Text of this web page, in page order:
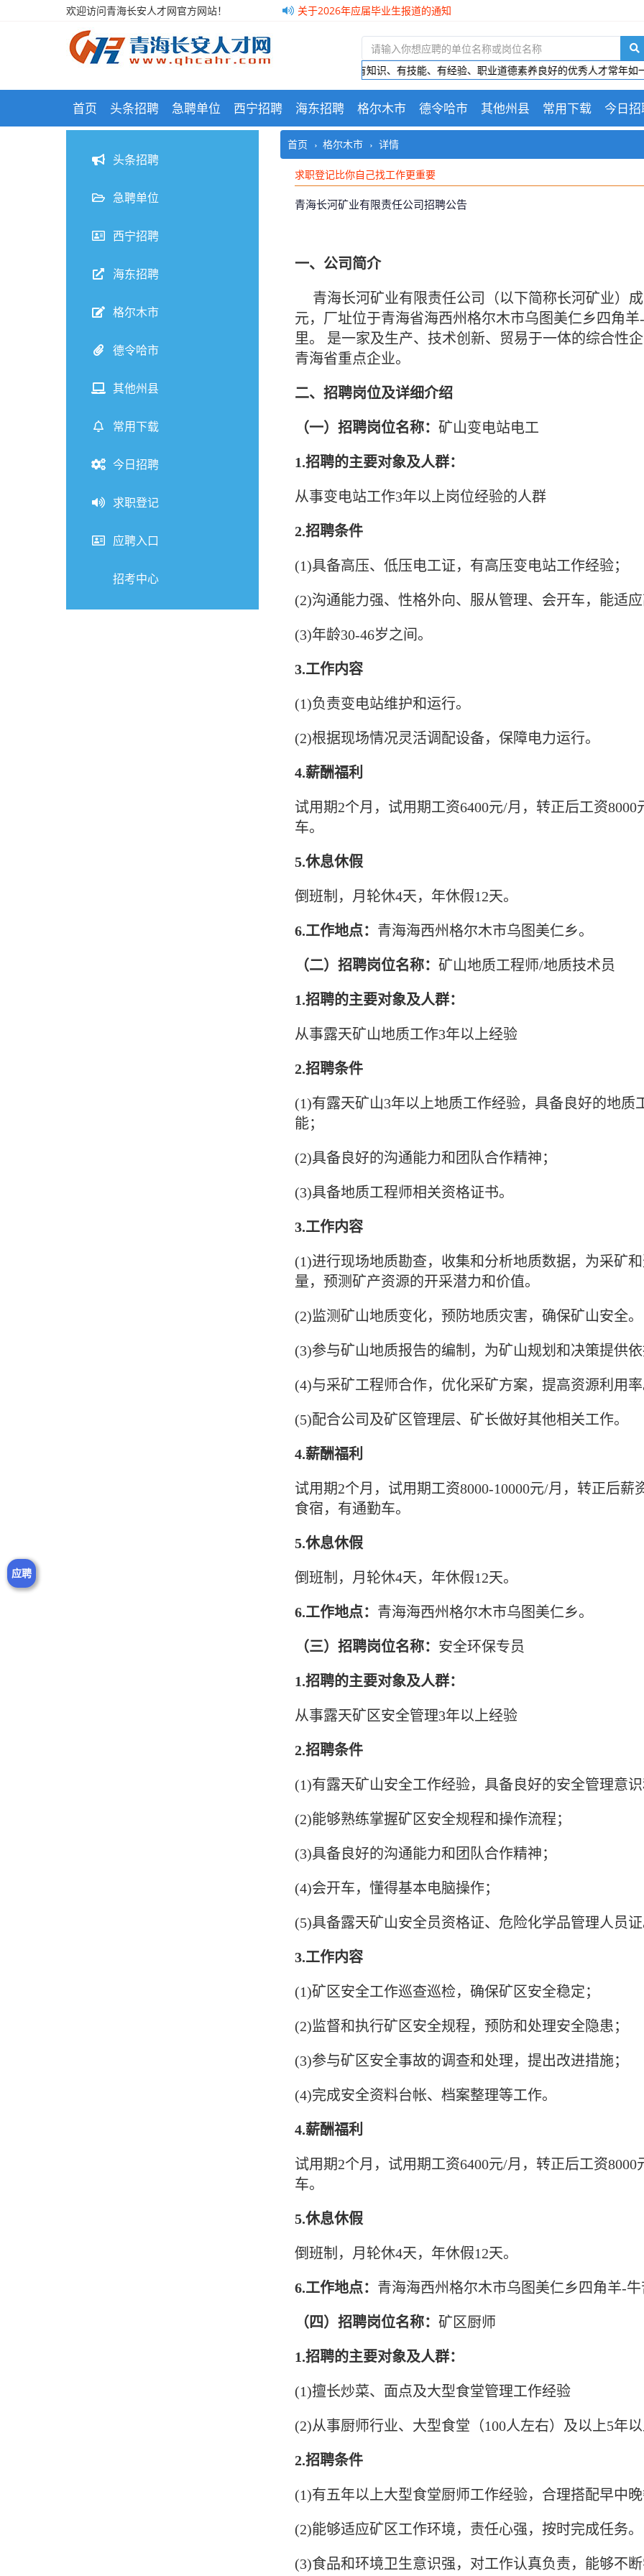
应聘
欢迎访问青海长安人才网官方网站！
关于人才推荐的通知
格尔木国企招聘总经理
青海物产爆破技术服务有限公司招聘公告
青海长安人才网（www.qhcahr.com）始于2009年3月22日。为有知识、有技能、有经验、职业道德素养良好的优秀人才常年如一日的搭建“
首页 头条招聘 急聘单位 西宁招聘 海东招聘 格尔木市 德令哈市 其他州县 常用下载 今日
头条招聘
急聘单位
西宁招聘
海东招聘
格尔木市
德令哈市
其他州县
常用下载
今日招聘
求职登记
应聘入口
招考中心
首页 格尔木市 详情
求职登记比你自己找工作更重要
求职登记比你自己找工作更重要
求职登记比你自己找工作更重要
青海长河矿业有限责任公司招聘公告
一、 公司简介
青海长河矿业有限责任公司（以下简称长河矿业）成
元，厂址位于青海省海西州格尔木市乌图美仁乡四角
里。 是一家及生产、技术创新、贸易于一体的综合性
青海省重点企业。
二、招聘岗位及详细介绍
（一）招聘岗位名称： 矿山变电站电工
1.招聘的主要对象及人群：
从事变电站工作3年以上岗位经验的人群
2.招聘条件
(1)具备高压、低压电工证，有高压变电站工作经验；
(2)沟通能力强、性格外向、服从管理、会开车，能适应
(3)年龄30-46岁之间。
3.工作内容
(1)负责变电站维护和运行。
(2)根据现场情况灵活调配设备，保障电力运行。
4.薪酬福利
试用期2个月，试用期工资6400元/月，转正后工资
车。
5.休息休假
倒班制，月轮休4天，年休假12天。
6.工作地点： 青海海西州格尔木市乌图美仁乡。
（二）招聘岗位名称： 矿山地质工程师/地质技术员
1.招聘的主要对象及人群：
从事露天矿山地质工作3年以上经验
2.招聘条件
(1)有露天矿山3年以上地质工作经验，具备良好的地
能；
(2)具备良好的沟通能力和团队合作精神；
(3)具备地质工程师相关资格证书。
3.工作内容
(1)进行现场地质勘查，收集和分析地质数据，为采矿
量，预测矿产资源的开采潜力和价值。
(2)监测矿山地质变化，预防地质灾害，确保矿山安全。
(3)参与矿山地质报告的编制，为矿山规划和决策提供依
(4)与采矿工程师合作，优化采矿方案，提高资源利用率
(5)配合公司及矿区管理层、矿长做好其他相关工作。
4.薪酬福利
试用期2个月，试用期工资8000-10000元/月，转正后薪
食宿，有通勤车。
5.休息休假
倒班制，月轮休4天，年休假12天。
6.工作地点： 青海海西州格尔木市乌图美仁乡。
（三）招聘岗位名称： 安全环保专员
1.招聘的主要对象及人群：
从事露天矿区安全管理3年以上经验
2.招聘条件
(1)有露天矿山安全工作经验，具备良好的安全管理意识
(2)能够熟练掌握矿区安全规程和操作流程；
(3)具备良好的沟通能力和团队合作精神；
(4)会开车，懂得基本电脑操作；
(5)具备露天矿山安全员资格证、危险化学品管理人员证
3.工作内容
(1)矿区安全工作巡查巡检，确保矿区安全稳定；
(2)监督和执行矿区安全规程，预防和处理安全隐患；
(3)参与矿区安全事故的调查和处理，提出改进措施；
(4)完成安全资料台帐、档案整理等工作。
4.薪酬福利
试用期2个月，试用期工资6400元/月，转正后工资
车。
5.休息休假
倒班制，月轮休4天，年休假12天。
6.工作地点： 青海海西州格尔木市乌图美仁乡四角羊-牛
（四）招聘岗位名称： 矿区厨师
1.招聘的主要对象及人群：
(1)擅长炒菜、面点及大型食堂管理工作经验
(2)从事厨师行业、大型食堂（100人左右）及以上5年
2.招聘条件
(1)有五年以上大型食堂厨师工作经验，合理搭配早中晚
(2)能够适应矿区工作环境，责任心强，按时完成任务。
(3)食品和环境卫生意识强，对工作认真负责，能够不断